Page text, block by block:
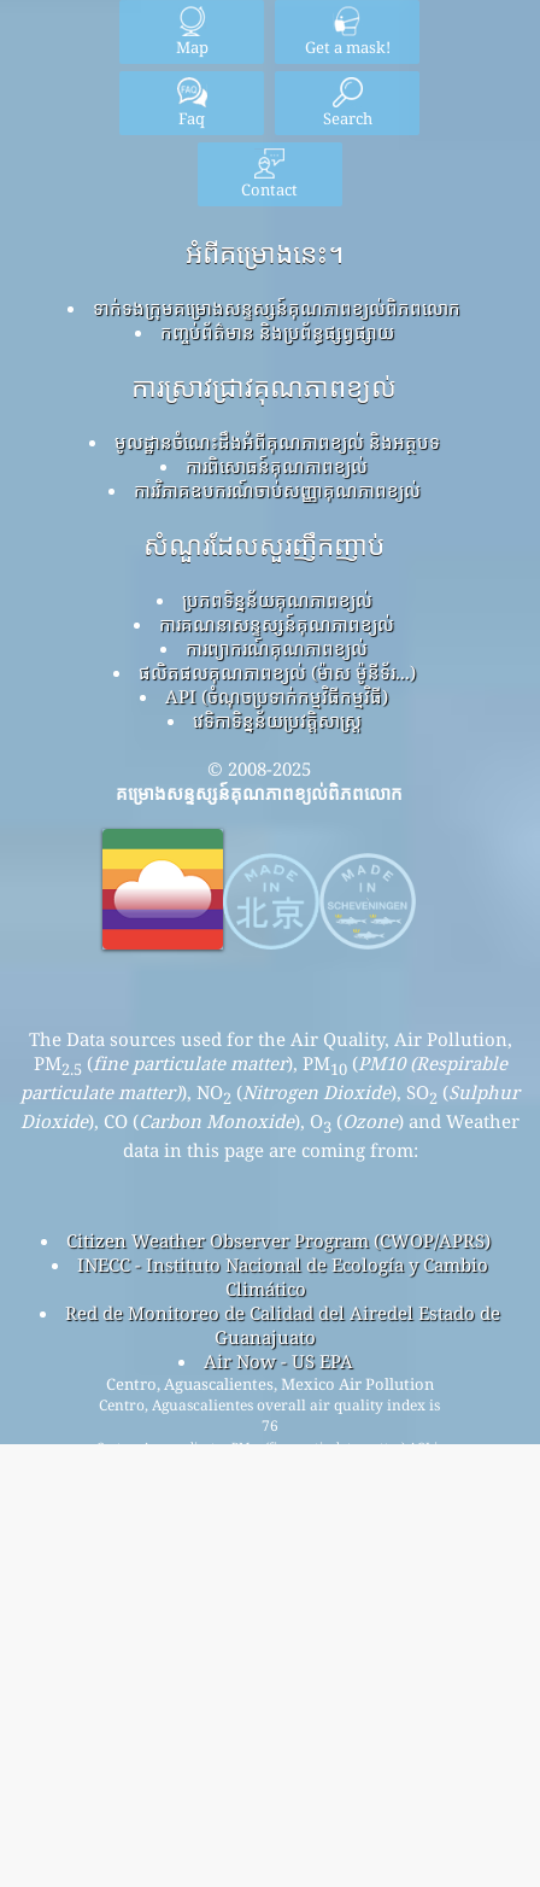
Map Get a mask!
Faq Search
Contact
អំពីគម្រោងនេះ។
ទាក់ទងក្រុមគម្រោងសន្ទស្សន៍គុណភាពខ្យល់ពិភពលោក
កញ្ចប់ព័ត៌មាន និងប្រព័ន្ធផ្សព្វផ្សាយ
ការស្រាវជ្រាវគុណភាពខ្យល់
មូលដ្ឋានចំណេះដឹងអំពីគុណភាពខ្យល់ និងអត្ថបទ
ការពិសោធន៍គុណភាពខ្យល់
ការវិភាគឧបករណ៍ចាប់សញ្ញាគុណភាពខ្យល់
សំណួរដែលសួរញឹកញាប់
ប្រភពទិន្នន័យគុណភាពខ្យល់
ការគណនាសន្ទស្សន៍គុណភាពខ្យល់
ការព្យាករណ៍គុណភាពខ្យល់
ផលិតផលគុណភាពខ្យល់ (ម៉ាស ម៉ូនីទ័រ...)
API (ចំណុចប្រទាក់កម្មវិធីកម្មវិធី)
វេទិកាទិន្នន័យប្រវត្តិសាស្ត្រ
© 2008-2025
គម្រោងសន្ទស្សន៍គុណភាពខ្យល់ពិភពលោក
The Data sources used for the Air Quality, Air Pollution,
PM2.5 (fine particulate matter), PM10(PM10 (Respirable
particulate matter)), NO2 (Nitrogen Dioxide), SO2 (Sulphur
Dioxide), CO (Carbon Monoxide), O3 (Ozone) and Weather
data in this page are coming from:
Citizen Weather Observer Program (CWOP/APRS)
INECC - Instituto Nacional de Ecología y Cambio
Climático
Red de Monitoreo de Calidad del Airedel Estado de
Guanajuato
Air Now - US EPA
Centro, Aguascalientes, Mexico Air Pollution
Centro, Aguascalientes overall air quality index is
76
Centro, Aguascalientes PM
(fine particulate matter) AQI is